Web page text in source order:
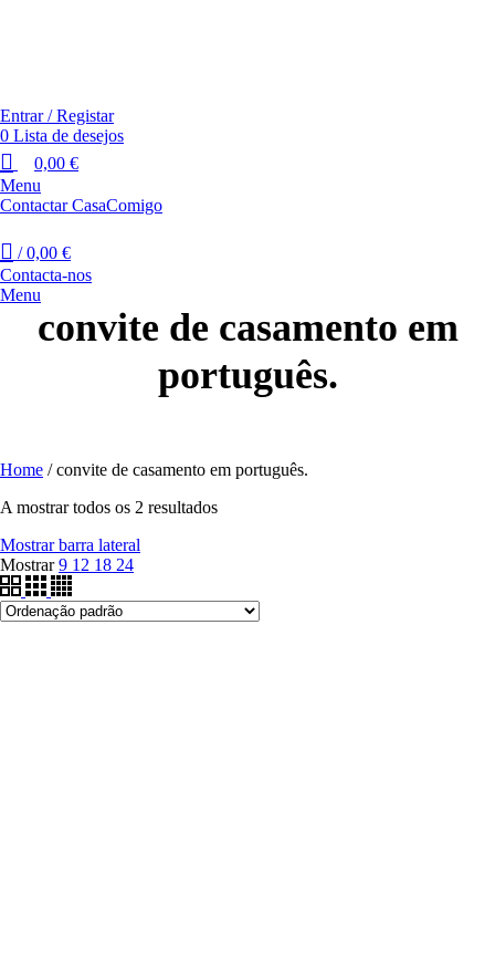
Entrar / Registar
0 Lista de desejos
0,00 €
Menu
Contactar CasaComigo
/ 0,00 €
Contacta-nos
Menu
convite de casamento em
português.
Home /convite de casamento em português.
A mostrar todos os 2 resultados
Mostrar barra lateral
Mostrar9 12 18 24